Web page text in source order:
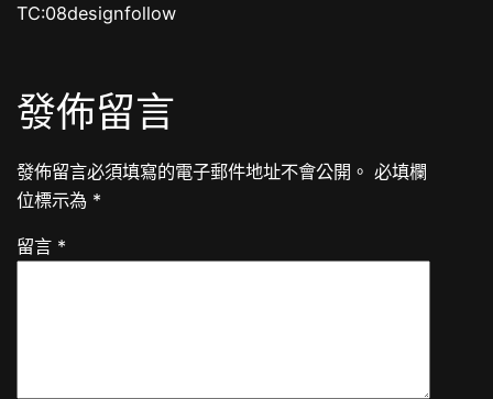
TC:08designfollow
發佈留言
發佈留言必須填寫的電子郵件地址不會公開。 必填欄
位標示為 *
留言 *